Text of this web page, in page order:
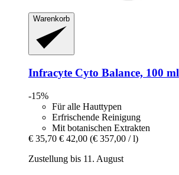
Warenkorb
Infracyte Cyto Balance, 100 ml
-15%
Für alle Hauttypen
Erfrischende Reinigung
Mit botanischen Extrakten
€ 35,70 € 42,00 (€ 357,00 / l)
Zustellung bis 11. August